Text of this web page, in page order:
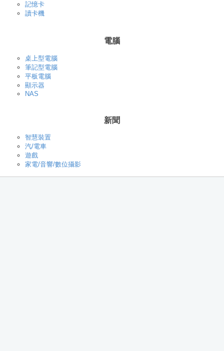
記憶卡
讀卡機
電腦
桌上型電腦
筆記型電腦
平板電腦
顯示器
NAS
新聞
智慧裝置
汽/電車
遊戲
家電/音響/數位攝影